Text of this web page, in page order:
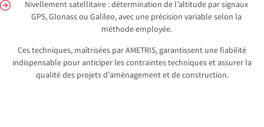
Nivellement satellitaire : détermination de l’altitude par signaux
GPS, Glonass ou Galileo, avec une précision variable selon la
méthode employée.
Ces techniques, maîtrisées par AMETRIS, garantissent une fiabilité
indispensable pour anticiper les contraintes techniques et assurer la
qualité des projets d’aménagement et de construction.